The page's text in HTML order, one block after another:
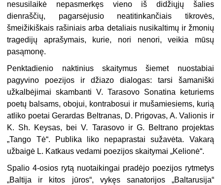
nesusilaikė nepasmerkęs vieno iš didžiųjų šalies
dienraščių, pagarsėjusio neatitinkan­čiais tikrovės,
šmeižikiškais rašiniais arba detaliais nusikaltimų ir žmonių
tragedijų aprašymais, kurie, nori nenori, veikia mūsų
pasąmonę.
Penktadienio naktinius skaitymus šiemet nuostabiai
pagyvino poezijos ir džiazo dialogas: tarsi šamaniški
užkalbėjimai skambanti V. Tarasovo Sonatina keturiems
poetų balsams, obo­jui, kontrabosui ir mušamiesiems, kurią
atliko poetai Gerardas Beltranas, D. Prigovas, A. Va­lionis ir
K. Sh. Keysas, bei V. Tarasovo ir G. Beltrano projektas
„Tango Tė“. Publika liko ne­paprastai sužavėta. Vakarą
užbaigė L. Katkaus vedami poezijos skaitymai „Kelionė“.
Spalio 4-osios rytą nuotaikingai pradėjo poezijos rytmetys
„Baltija ir kitos jūros“, vykęs sanatorijos „Baltarusija“